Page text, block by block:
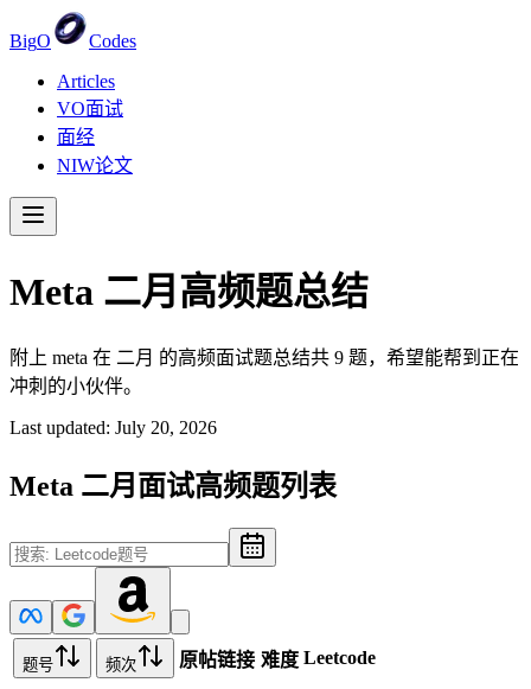
BigO
Codes
Articles
VO面试
面经
NIW论文
Meta 二月 高频题总结
附上 meta 在 二月 的高频面试题总结共 9 题，希望能帮到正在
冲刺的小伙伴。
Last updated: July 20, 2026
Meta 二月 面试高频题列表
题号 频次 原帖链接 难度 Leetcode